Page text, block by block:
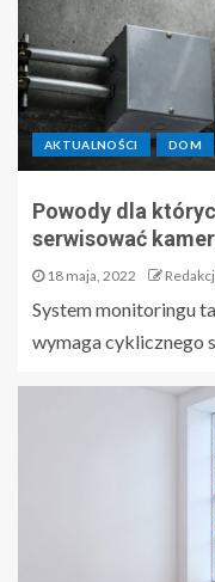
AKTUALNOŚCI DOM
Powody dla
serwisować
18 maja, 2022
System monitoringu
wymaga cyklicznego